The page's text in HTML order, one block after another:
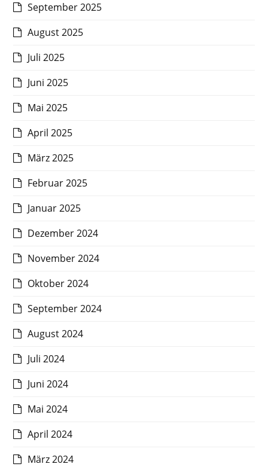
September 2025
August 2025
Juli 2025
Juni 2025
Mai 2025
April 2025
März 2025
Februar 2025
Januar 2025
Dezember 2024
November 2024
Oktober 2024
September 2024
August 2024
Juli 2024
Juni 2024
Mai 2024
April 2024
März 2024